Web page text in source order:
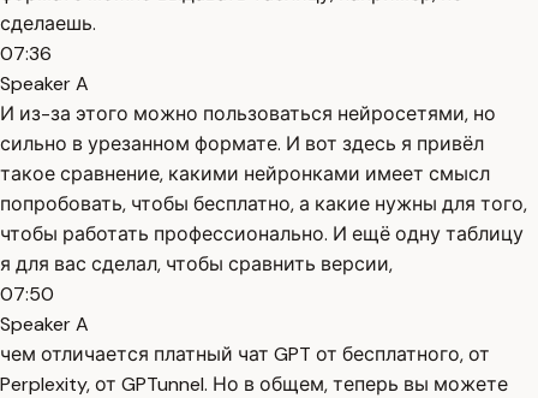
сделаешь.
07:36
Speaker A
И из-за этого можно пользоваться нейросетями, но
сильно в урезанном формате. И вот здесь я привёл
такое сравнение, какими нейронками имеет смысл
попробовать, чтобы бесплатно, а какие нужны для того,
чтобы работать профессионально. И ещё одну таблицу
я для вас сделал, чтобы сравнить версии,
07:50
Speaker A
чем отличается платный чат GPT от бесплатного, от
Perplexity, от GPTunnel. Но в общем, теперь вы можете